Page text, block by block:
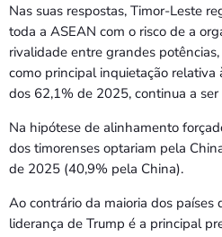
Nas suas respostas, Timor-Leste
toda a ASEAN com o risco de a
rivalidade entre grandes
como principal inquietação relativa
dos 62,1% de 2025, continua a
Na hipótese de alinhamento
dos timorenses optariam pela
de 2025 (40,9% pela China).
Ao contrário da maioria dos países
liderança de Trump é a principal